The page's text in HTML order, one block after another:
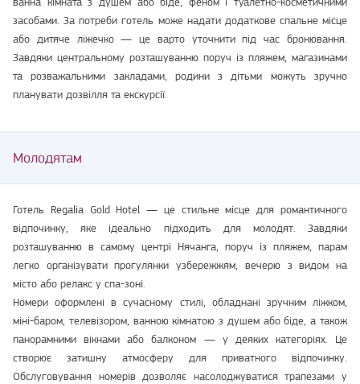
засобами. За потреби готель може надати додаткове спальне місце
або дитяче ліжечко — це варто уточнити під час бронювання.
Завдяки центральному розташуванню поруч із пляжем, магазинами
та розважальними закладами, родини з дітьми можуть зручно
планувати дозвілля та екскурсії.
Молодятам
Готель Regalia Gold Hotel — це стильне місце для романтичного
відпочинку, яке ідеально підходить для молодят. Завдяки
розташуванню в самому центрі Нячанга, поруч із пляжем, парам
легко організувати прогулянки узбережжям, вечерю з видом на
місто або релакс у спа-зоні.
Номери оформлені в сучасному стилі, обладнані зручним ліжком,
міні-баром, телевізором, ванною кімнатою з душем або біде, а також
панорамними вікнами або балконом — у деяких категоріях. Це
створює затишну атмосферу для приватного відпочинку.
Обслуговування номерів дозволяє насолоджуватися трапезами у